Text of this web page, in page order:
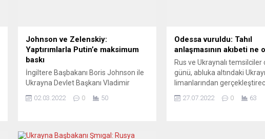
Johnson ve Zelenskiy:
Yaptırımlarla Putin’e maksimum
baskı
İngiltere Başbakanı Boris Johnson ile
Ukrayna Devlet Başkanı Vladimir
Vladimir Putin’e maksimum baskı
konusunda hemfikir olduğu bildirildi.
02.03.2022 0 50
Odessa vuruldu: Tahıl
anlaşmasının akıbeti ne
Rus ve Ukraynalı temsilciler
günü, abluka altındaki
limanlarından
Sekreteri Guterres ve Türkiye
27.07.2022 0 63